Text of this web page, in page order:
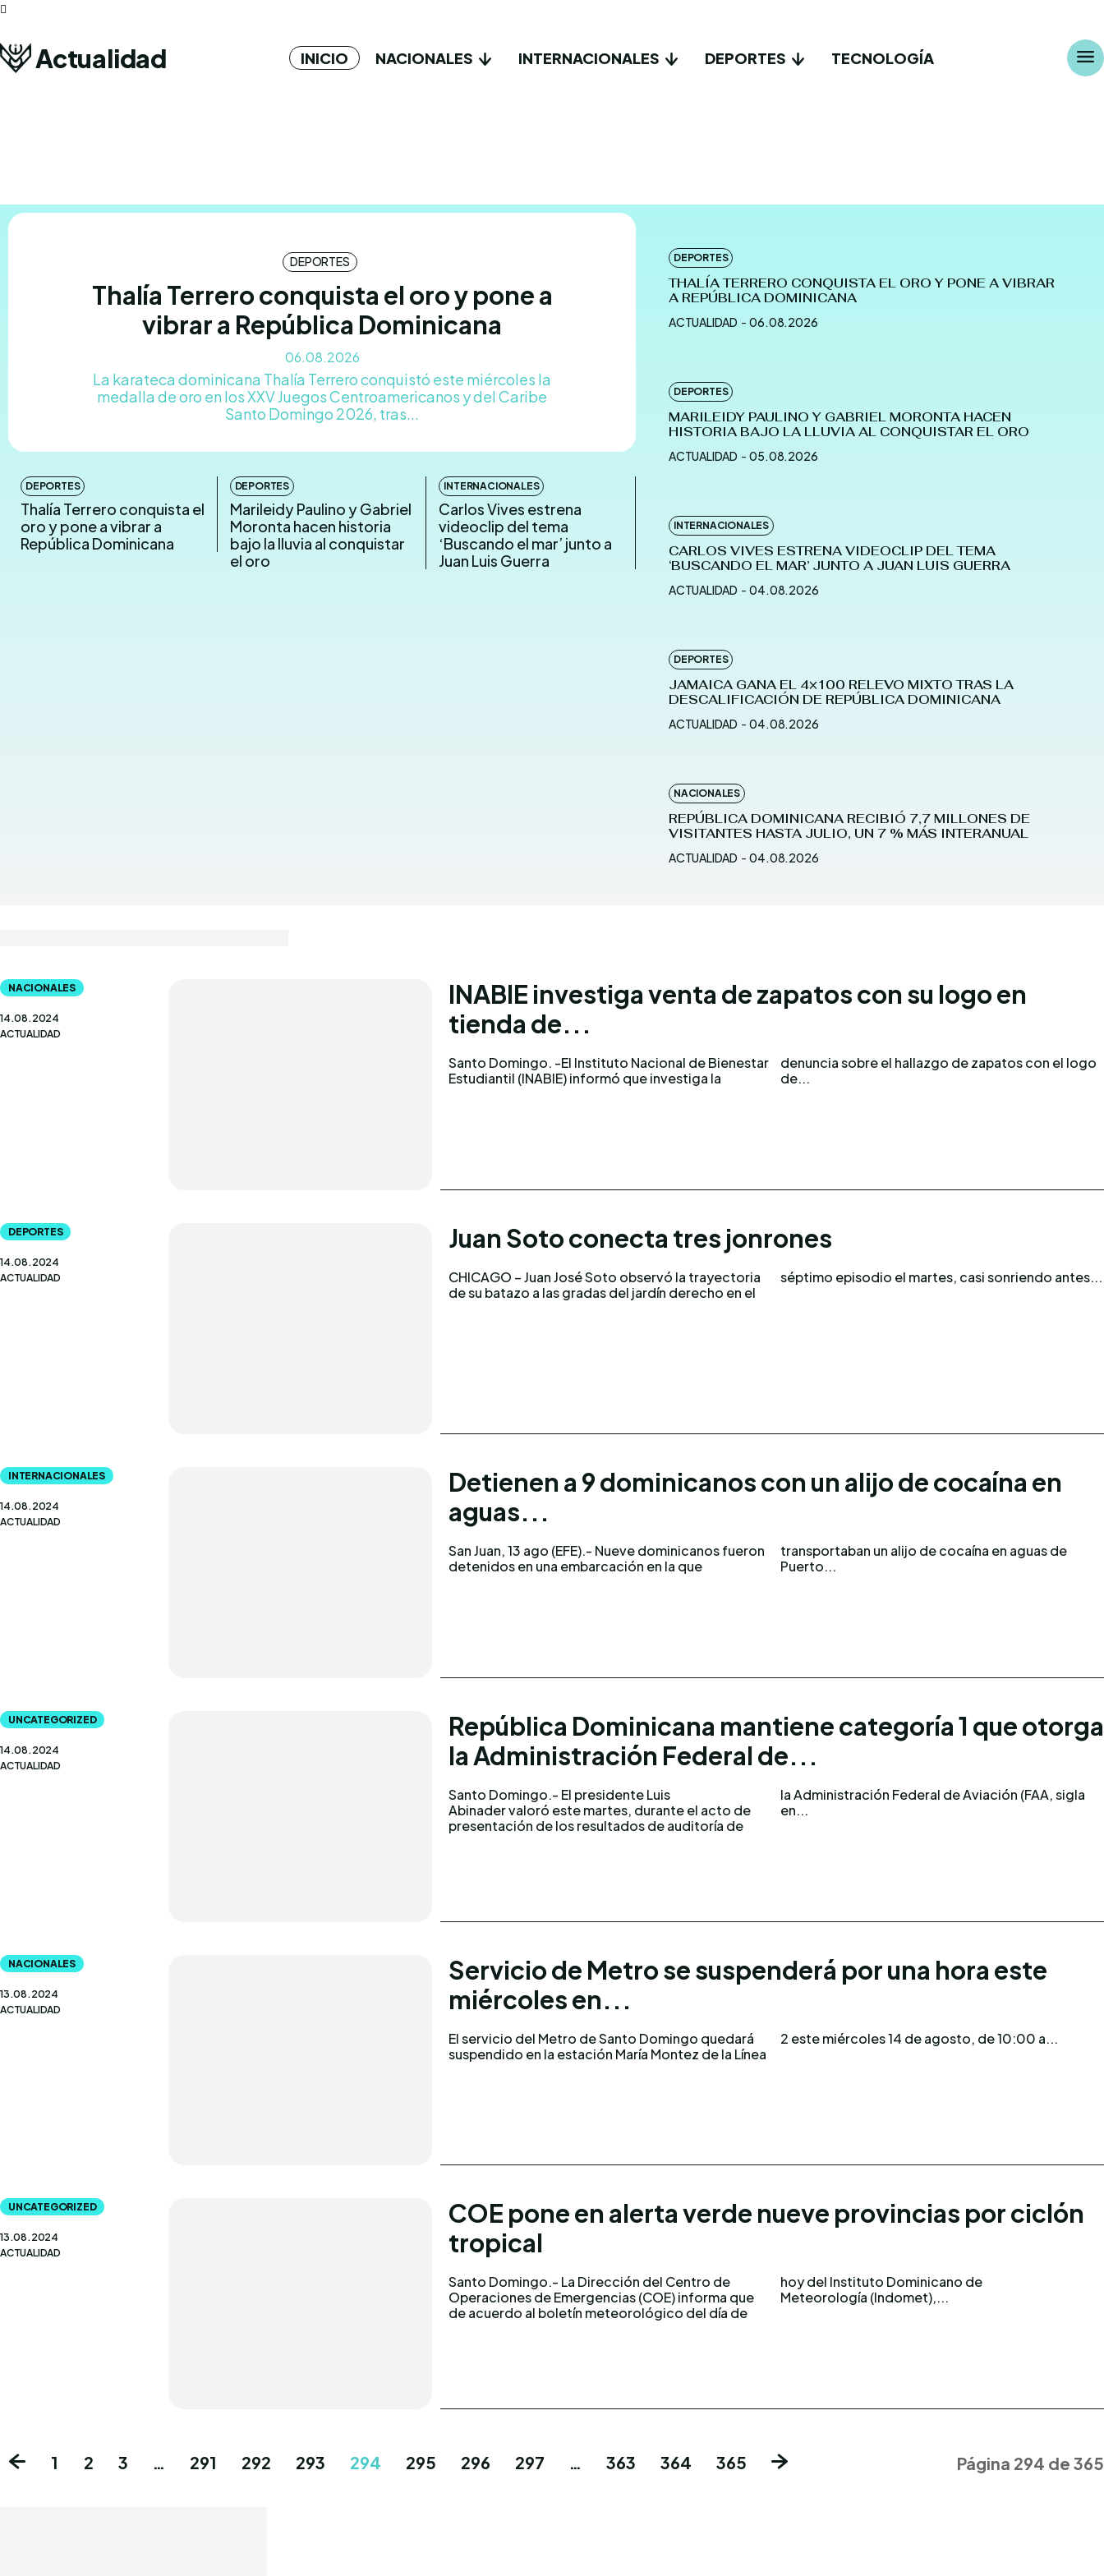
Actualidad INICIO NACIONALES INTERNACIONALES DEPORTES TECNOLOGÍA
DEPORTES
Thalía Terrero conquista el oro y pone a
vibrar a República Dominicana
06.08.2026
La karateca dominicana Thalía Terrero conquistó este miércoles la
medalla de oro en los XXV Juegos Centroamericanos y del Caribe
Santo Domingo 2026, tras...
DEPORTES
Thalía Terrero conquista el
oro y pone a vibrar a
República Dominicana
DEPORTES
Marileidy Paulino y Gabriel
Moronta hacen historia
bajo la lluvia al conquistar
el oro
INTERNACIONALES
Carlos Vives estrena
videoclip del tema
‘Buscando el mar’ junto a
Juan Luis Guerra
DEPORTES
THALÍA TERRERO CONQUISTA EL ORO Y PONE A VIBRAR
A REPÚBLICA DOMINICANA
ACTUALIDAD - 06.08.2026
DEPORTES
MARILEIDY PAULINO Y GABRIEL MORONTA HACEN
HISTORIA BAJO LA LLUVIA AL CONQUISTAR EL ORO
ACTUALIDAD - 05.08.2026
INTERNACIONALES
CARLOS VIVES ESTRENA VIDEOCLIP DEL TEMA
‘BUSCANDO EL MAR’ JUNTO A JUAN LUIS GUERRA
ACTUALIDAD - 04.08.2026
DEPORTES
JAMAICA GANA EL 4×100 RELEVO MIXTO TRAS LA
DESCALIFICACIÓN DE REPÚBLICA DOMINICANA
ACTUALIDAD - 04.08.2026
NACIONALES
REPÚBLICA DOMINICANA RECIBIÓ 7,7 MILLONES DE
VISITANTES HASTA JULIO, UN 7 % MÁS INTERANUAL
ACTUALIDAD - 04.08.2026
NACIONALES
14.08.2024
ACTUALIDAD
INABIE investiga venta de zapatos con su logo en
tienda de...
Santo Domingo. -El Instituto Nacional de Bienestar
Estudiantil (INABIE) informó que investiga la
denuncia sobre el hallazgo de zapatos con el logo
de...
DEPORTES
14.08.2024
ACTUALIDAD
Juan Soto conecta tres jonrones
CHICAGO – Juan José Soto observó la trayectoria
de su batazo a las gradas del jardín derecho en el
séptimo episodio el martes, casi sonriendo antes...
INTERNACIONALES
14.08.2024
ACTUALIDAD
Detienen a 9 dominicanos con un alijo de cocaína en
aguas...
San Juan, 13 ago (EFE).- Nueve dominicanos fueron
detenidos en una embarcación en la que
transportaban un alijo de cocaína en aguas de
Puerto...
UNCATEGORIZED
14.08.2024
ACTUALIDAD
República Dominicana mantiene categoría 1 que otorga
la Administración Federal de...
Santo Domingo.- El presidente Luis
Abinader valoró este martes, durante el acto de
presentación de los resultados de auditoría de
la Administración Federal de Aviación (FAA, sigla
en...
NACIONALES
13.08.2024
ACTUALIDAD
Servicio de Metro se suspenderá por una hora este
miércoles en...
El servicio del Metro de Santo Domingo quedará
suspendido en la estación María Montez de la Línea
2 este miércoles 14 de agosto, de 10:00 a...
UNCATEGORIZED
13.08.2024
ACTUALIDAD
COE pone en alerta verde nueve provincias por ciclón
tropical
Santo Domingo.- La Dirección del Centro de
Operaciones de Emergencias (COE) informa que
de acuerdo al boletín meteorológico del día de
hoy del Instituto Dominicano de
Meteorología (Indomet),...
1 2 3 … 291 292 293 294 295 296 297 … 363 364 365 Página 294 de 365